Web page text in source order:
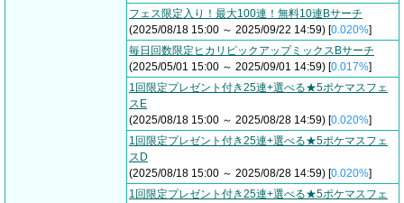
フェス限定入り！最大100連！無料10連Bサーチ
(2025/08/18 15:00 ～ 2025/09/22 14:59) [0.020%]
毎日回数限定ヒカリピックアップミックスBサーチ
(2025/05/01 15:00 ～ 2025/09/01 14:59) [0.017%]
1回限定プレゼント付き25連+選べる★5ポケマスフェ
スE
(2025/08/18 15:00 ～ 2025/08/28 14:59) [0.020%]
1回限定プレゼント付き25連+選べる★5ポケマスフェ
スD
(2025/08/18 15:00 ～ 2025/08/28 14:59) [0.020%]
1回限定プレゼント付き25連+選べる★5ポケマスフェ